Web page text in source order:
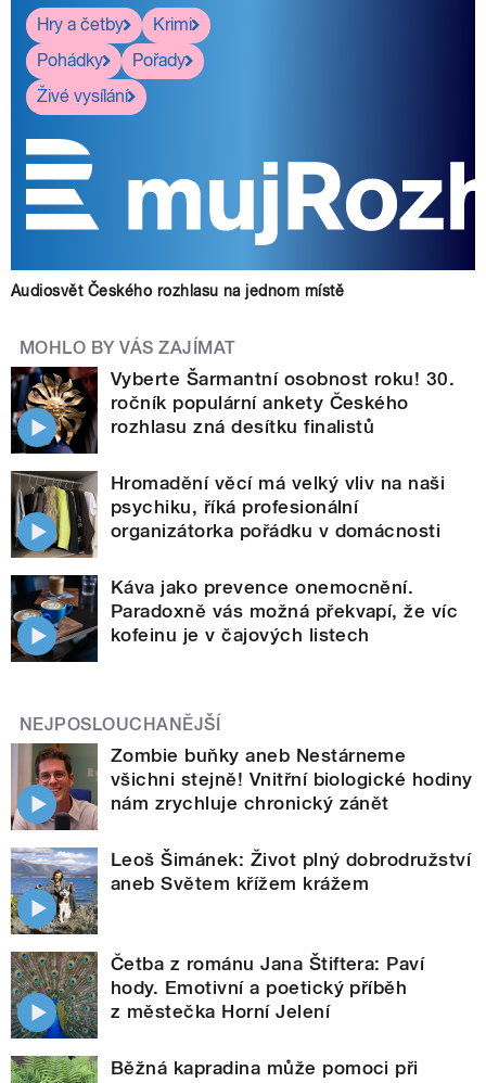
Hry a četby
Krimi
Pohádky
Pořady
Živé vysílání
Audiosvět Českého rozhlasu na jednom místě
MOHLO BY VÁS ZAJÍMAT
Vyberte Šarmantní osobnost roku! 30.
ročník populární ankety Českého
rozhlasu zná desítku finalistů
Hromadění věcí má velký vliv na naši
psychiku, říká profesionální
organizátorka pořádku v domácnosti
Káva jako prevence onemocnění.
Paradoxně vás možná překvapí, že víc
kofeinu je v čajových listech
NEJPOSLOUCHANĚJŠÍ
Zombie buňky aneb Nestárneme
všichni stejně! Vnitřní biologické hodiny
nám zrychluje chronický zánět
Leoš Šimánek: Život plný dobrodružství
aneb Světem křížem krážem
Četba z románu Jana Štiftera: Paví
hody. Emotivní a poetický příběh
z městečka Horní Jelení
Běžná kapradina může pomoci při